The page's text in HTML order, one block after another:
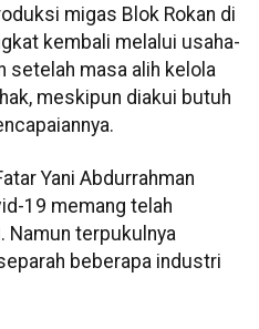
migas Blok Rokan di
kembali melalui usaha-
setelah masa alih kelola
meskipun diakui butuh
Yani Abdurrahman
19 memang telah
terpukulnya
beberapa industri